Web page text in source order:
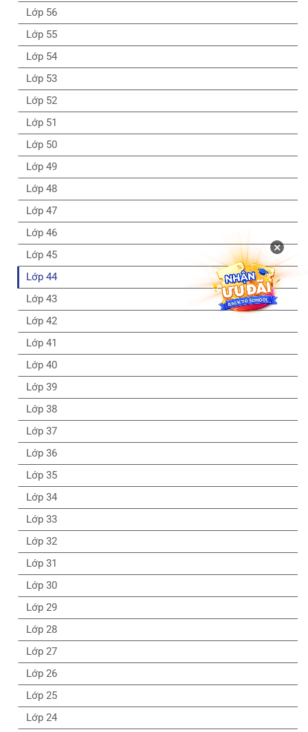
Lớp 56
Lớp 55
Lớp 54
Lớp 53
Lớp 52
Lớp 51
Lớp 50
Lớp 49
Lớp 48
Lớp 47
Lớp 46
Lớp 45
Lớp 44
Lớp 43
Lớp 42
Lớp 41
Lớp 40
Lớp 39
Lớp 38
Lớp 37
Lớp 36
Lớp 35
Lớp 34
Lớp 33
Lớp 32
Lớp 31
Lớp 30
Lớp 29
Lớp 28
Lớp 27
Lớp 26
Lớp 25
Lớp 24
×